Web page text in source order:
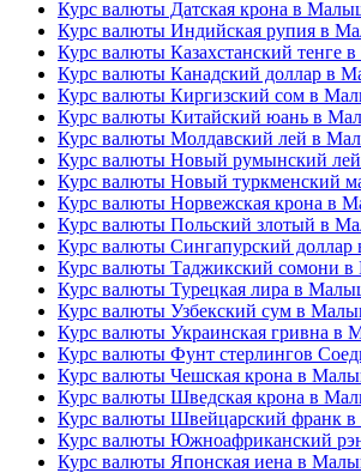
Курс валюты Датская крона в
Курс валюты Индийская рупия в
Курс валюты Казахстанский тенге
Курс валюты Канадский доллар в
Курс валюты Киргизский сом в
Курс валюты Китайский юань в
Курс валюты Молдавский лей в
Курс валюты Новый румынский
Курс валюты Новый туркменский
Курс валюты Норвежская крона в
Курс валюты Польский злотый в
Курс валюты Сингапурский
Курс валюты Таджикский сомони
Курс валюты Турецкая лира в
Курс валюты Узбекский сум в
Курс валюты Украинская гривна в
Курс валюты Фунт стерлингов
Курс валюты Чешская крона в
Курс валюты Шведская крона в
Курс валюты Швейцарский франк
Курс валюты Южноафриканский
Курс валюты Японская иена в